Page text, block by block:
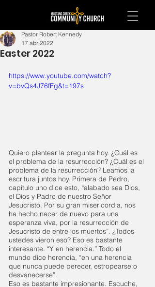
Easter 2022
Pastor Robert Kennedy
17 abr 2022
https://www.youtube.com/watch?
v=bvQs4J76fFg&t=197s
Quiero plantear la pregunta hoy. ¿Cuál es
el problema de la resurrección? ¿Cuál es el
problema de la resurrección? Leamos la
escritura juntos hoy. Primera de Pedro,
capítulo uno dice esto, “alabado sea Dios,
el Dios y Padre de nuestro Señor
Jesucristo. Por su gran misericordia, nos
ha hecho nacer de nuevo para una
esperanza viva, por la resurrección de
Jesucristo de entre los muertos”. ¿Todos
ustedes vieron eso? Eso es bastante
interesante. “Y en herencia.” Todo el
mundo dice herencia, “en una herencia
que nunca puede perecer, estropearse o
desvanecerse”.
Eso es bastante impresionante. Escuche,